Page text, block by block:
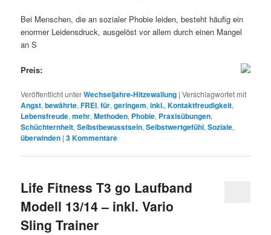
Bei Menschen, die an sozialer Phobie leiden, besteht häufig ein
enormer Leidensdruck, ausgelöst vor allem durch einen Mangel
an S
Preis:
Veröffentlicht unterWechseljahre-Hitzewallung |Verschlagwortet mit
Angst,bewährte,FREI,für,geringem,inkl.,Kontaktfreudigkeit,
Lebensfreude,mehr,Methoden, Phobie, Praxisübungen,
Schüchternheit,Selbstbewusstsein,Selbstwertgefühl,Soziale,
überwinden |3Kommentare
Life Fitness T3 go Laufband
Modell 13/14 – inkl. Vario
Sling Trainer